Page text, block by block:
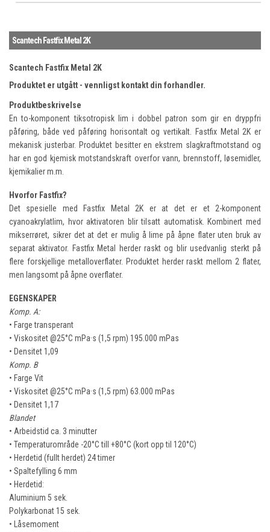
Scantech Fastfix Metal 2K
Scantech Fastfix Metal 2K
Produktet er utgått - vennligst kontakt din forhandler.
Produktbeskrivelse
En to-komponent tiksotropisk lim i dobbel patron som gir en dryppfri
påføring, både ved påføring horisontalt og vertikalt. Fastfix Metal 2K er
mekanisk justerbar. Produktet besitter en ekstrem slagkraftmotstand og
har en god kjemisk motstandskraft overfor vann, brennstoff, løsemidler,
kjemikalier m.m.
Hvorfor Fastfix?
Det spesielle med Fastfix Metal 2K er at det er et 2-komponent
cyanoakrylatlim, hvor aktivatoren blir tilsatt automatisk. Kombinert med
mikserrøret, sikrer det at det er mulig å lime på åpne flater uten bruk av
separat aktivator. Fastfix Metal herder raskt og blir usedvanlig sterkt på
flere forskjellige metalloverflater. Produktet herder raskt mellom 2 flater,
men langsomt på åpne overflater.
EGENSKAPER
Komp. A:
• Farge transperant
• Viskositet @25°C mPa·s (1,5 rpm) 195.000 mPas
• Densitet 1,09
Komp. B
• Farge Vit
• Viskositet @25°C mPa·s (1,5 rpm) 63.000 mPas
• Densitet 1,17
Blandet
• Arbeidstid ca. 3 minutter
• Temperaturområde -20°C till +80°C (kort opp til 120°C)
• Herdetid (fullt herdet) 24 timer
• Spaltefylling 6 mm
• Herdetid:
Aluminium 5 sek.
Polykarbonat 15 sek.
• Låsemoment